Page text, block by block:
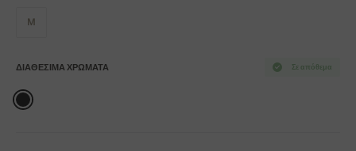
M
Σε απόθεμα
ΔΙΑΘΈΣΙΜΑ ΧΡΏΜΑΤΑ